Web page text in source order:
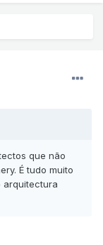
que não
É tudo muito
arquitectura